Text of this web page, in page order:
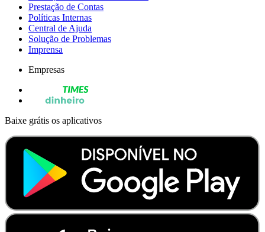
Prestação de Contas
Políticas Internas
Central de Ajuda
Solução de Problemas
Imprensa
Empresas
Baixe grátis os aplicativos